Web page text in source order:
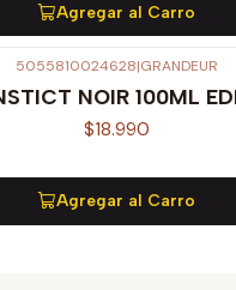
Agregar al Carro
5055810024628|GRANDEUR
NOIR 100ML
$18.990
Agregar al Carro